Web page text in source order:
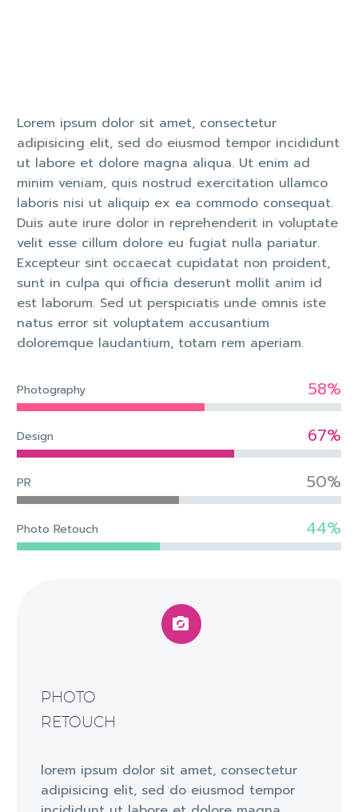
Lorem ipsum dolor sit amet, consectetur
adipisicing elit, sed do eiusmod tempor incididunt
ut labore et dolore magna aliqua. Ut enim ad
minim veniam, quis nostrud exercitation ullamco
laboris nisi ut aliquip ex ea commodo consequat.
Duis aute irure dolor in reprehenderit in voluptate
velit esse cillum dolore eu fugiat nulla pariatur.
Excepteur sint occaecat cupidatat non proident,
sunt in culpa qui officia deserunt mollit anim id
est laborum. Sed ut perspiciatis unde omnis iste
natus error sit voluptatem accusantium
doloremque laudantium, totam rem aperiam.
Photography 58%
Design 67%
PR 50%
Photo Retouch 44%


PHOTO
RETOUCH
lorem ipsum dolor sit amet, consectetur
adipisicing elit, sed do eiusmod tempor